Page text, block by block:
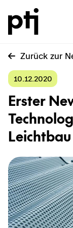
Zu­rück zur
10.12.2020
Ers­ter